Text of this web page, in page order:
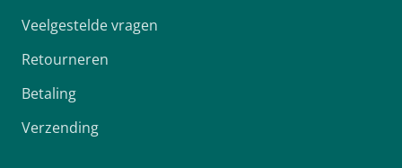
Veelgestelde vragen
Retourneren
Betaling
Verzending